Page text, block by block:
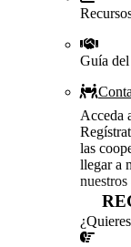
Guía
Acceda
las
llegar a